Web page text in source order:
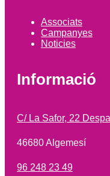
Associats
Campanyes
Noticies
Informació
C/ La Safor, 22
46680 Algemesí
96 248 23 49